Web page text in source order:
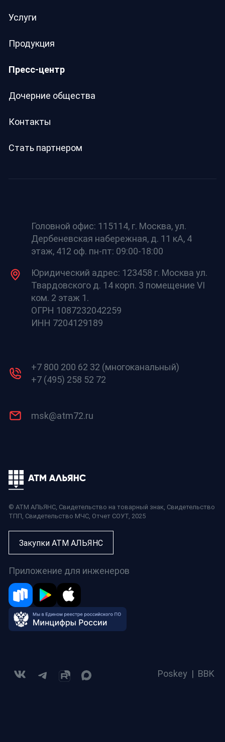
Услуги
Продукция
Пресс-центр
Дочерние общества
Контакты
Стать партнером
Головной офис: 115114, г. Москва, ул.
Дербеневская набережная, д. 11 кА, 4
этаж, 412 оф. пн-пт: 09:00-18:00
Юридический адрес: 123458 г. Москва ул.
Твардовского д. 14 корп. 3 помещение VI
ком. 2 этаж 1.
ОГРН 1087232042259
ИНН 7204129189
+7 800 200 62 32 (многоканальный)
+7 (495) 258 52 72
msk@atm72.ru
© АТМ АЛЬЯНС, Свидетельство на товарный знак, Свидетельство
ТПП, Свидетельство МЧС, Отчет СОУТ, 2025
Закупки АТМ АЛЬЯНС
Приложение для инженеров
Poskey | BBK